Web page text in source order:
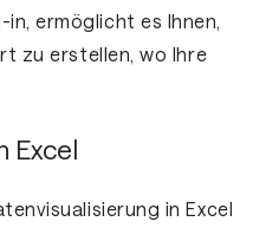
in, ermöglicht es Ihnen,
zu erstellen, wo Ihre
Excel
in Excel